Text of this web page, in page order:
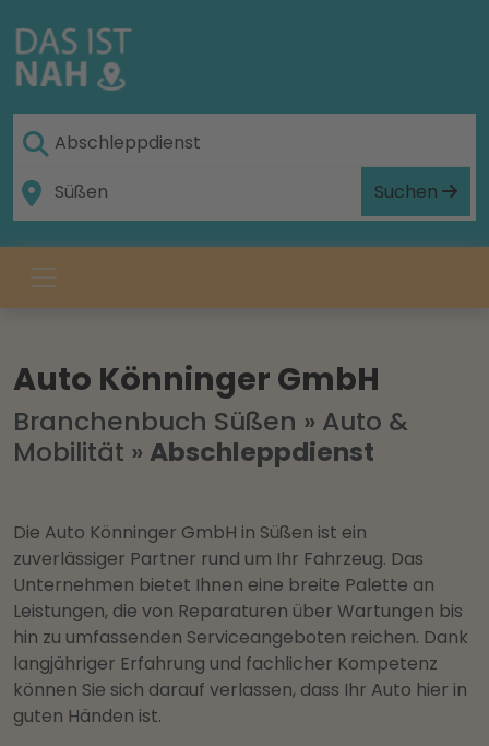
Suchen
Auto Könninger GmbH
Branchenbuch Süßen » Auto &
Mobilität » Abschleppdienst
Die Auto Könninger GmbH in Süßen ist ein
zuverlässiger Partner rund um Ihr Fahrzeug. Das
Unternehmen bietet Ihnen eine breite Palette an
Leistungen, die von Reparaturen über Wartungen bis
hin zu umfassenden Serviceangeboten reichen. Dank
langjähriger Erfahrung und fachlicher Kompetenz
können Sie sich darauf verlassen, dass Ihr Auto hier in
guten Händen ist.